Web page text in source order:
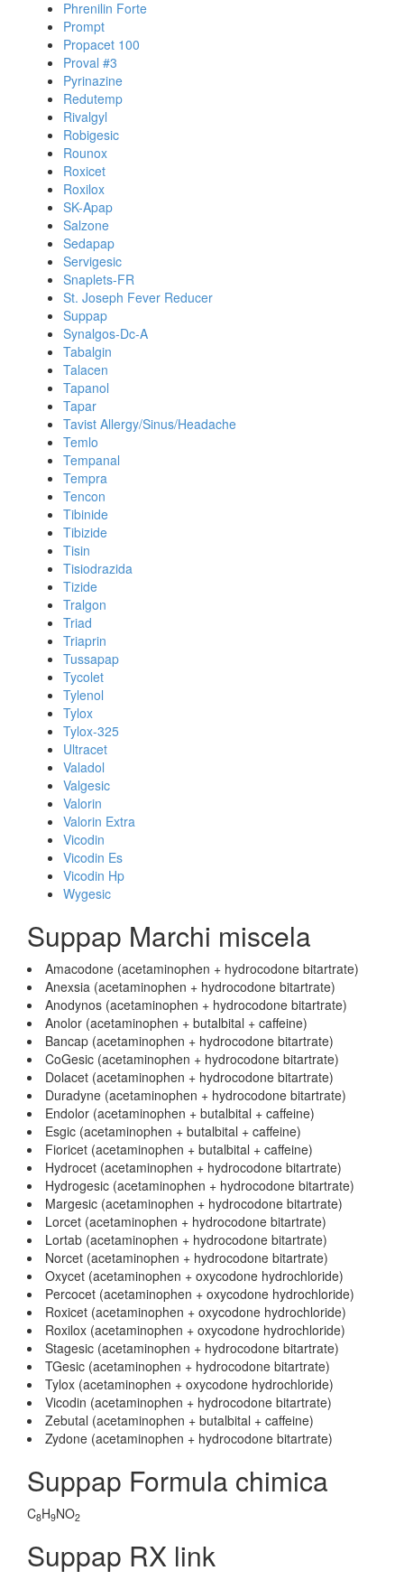
Phrenilin Forte
Prompt
Propacet 100
Proval #3
Pyrinazine
Redutemp
Rivalgyl
Robigesic
Rounox
Roxicet
Roxilox
SK-Apap
Salzone
Sedapap
Servigesic
Snaplets-FR
St. Joseph Fever Reducer
Suppap
Synalgos-Dc-A
Tabalgin
Talacen
Tapanol
Tapar
Tavist Allergy/Sinus/Headache
Temlo
Tempanal
Tempra
Tencon
Tibinide
Tibizide
Tisin
Tisiodrazida
Tizide
Tralgon
Triad
Triaprin
Tussapap
Tycolet
Tylenol
Tylox
Tylox-325
Ultracet
Valadol
Valgesic
Valorin
Valorin Extra
Vicodin
Vicodin Es
Vicodin Hp
Wygesic
Suppap Marchi miscela
Amacodone (acetaminophen + hydrocodone bitartrate)
Anexsia (acetaminophen + hydrocodone bitartrate)
Anodynos (acetaminophen + hydrocodone bitartrate)
Anolor (acetaminophen + butalbital + caffeine)
Bancap (acetaminophen + hydrocodone bitartrate)
CoGesic (acetaminophen + hydrocodone bitartrate)
Dolacet (acetaminophen + hydrocodone bitartrate)
Duradyne (acetaminophen + hydrocodone bitartrate)
Endolor (acetaminophen + butalbital + caffeine)
Esgic (acetaminophen + butalbital + caffeine)
Fioricet (acetaminophen + butalbital + caffeine)
Hydrocet (acetaminophen + hydrocodone bitartrate)
Hydrogesic (acetaminophen + hydrocodone bitartrate)
Margesic (acetaminophen + hydrocodone bitartrate)
Lorcet (acetaminophen + hydrocodone bitartrate)
Lortab (acetaminophen + hydrocodone bitartrate)
Norcet (acetaminophen + hydrocodone bitartrate)
Oxycet (acetaminophen + oxycodone hydrochloride)
Percocet (acetaminophen + oxycodone hydrochloride)
Roxicet (acetaminophen + oxycodone hydrochloride)
Roxilox (acetaminophen + oxycodone hydrochloride)
Stagesic (acetaminophen + hydrocodone bitartrate)
TGesic (acetaminophen + hydrocodone bitartrate)
Tylox (acetaminophen + oxycodone hydrochloride)
Vicodin (acetaminophen + hydrocodone bitartrate)
Zebutal (acetaminophen + butalbital + caffeine)
Zydone (acetaminophen + hydrocodone bitartrate)
Suppap Formula chimica
C8H9NO2
Suppap RX link